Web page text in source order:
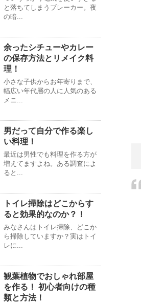
と落ちてしまうブレーカー。夜
の暗...
余ったシチューやカレー
の保存方法とリメイク料
理！
小さな子供からお年寄りまで、
幅広い年代層の人に人気のある
メニ...
男だって自分で作る楽し
い料理！
最近は男性でも料理を作る方が
増えてますよね。ある調査によ
ると...
トイレ掃除はどこからす
ると効果的なのか？！
みなさんはトイレ掃除、どこか
ら掃除していますか？実はトイ
レに...
観葉植物でおしゃれ部屋
を作る！ 初心者向けの種
類と方法！